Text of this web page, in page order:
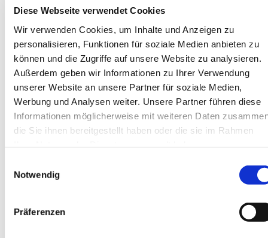
Diese Webseite verwendet Cookies
Wir verwenden Cookies, um Inhalte und Anzeigen zu
personalisieren, Funktionen für soziale Medien anbieten zu
können und die Zugriffe auf unsere Website zu analysieren.
Außerdem geben wir Informationen zu Ihrer Verwendung
unserer Website an unsere Partner für soziale Medien,
Werbung und Analysen weiter. Unsere Partner führen diese
Informationen möglicherweise mit weiteren Daten
die Sie ihnen bereitgestellt haben oder die sie im Rahmen
Notwendig
Präferenzen
Reparatur
Ersatzteile
News
Veranstaltungen
Highlights
Unsere Kunden
Fotos & Videos
Kontakt / Anfahrt
Team Zentrale
Team NL Süd
Standorte
Kontaktformular
Über uns
Das Unternehmen
Jobs
Sprachauswahl